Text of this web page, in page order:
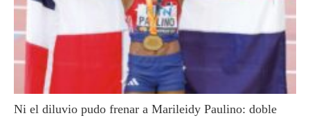
Ni el diluvio pudo frenar a Marileidy Paulino: doble